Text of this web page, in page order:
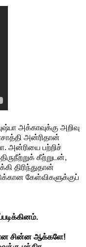
அக்காவுக்கு அறிவு
அன்ரிதான்
அன்ரியை பற்றிச்
கீற்றுடன்,
திரிந்துதான்
கேள்விகளுக்குப்
சின்ன ஆக்களே!